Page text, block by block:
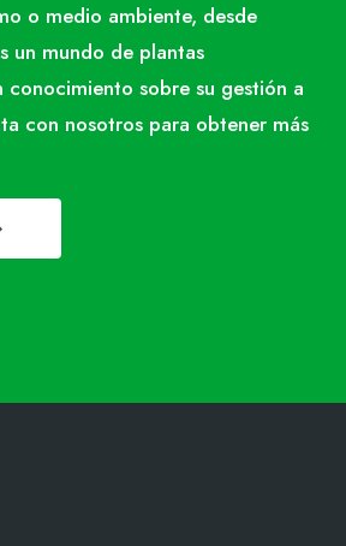
o medio ambiente, desde
un mundo de plantas
conocimiento sobre su gestión a
con nosotros para obtener más